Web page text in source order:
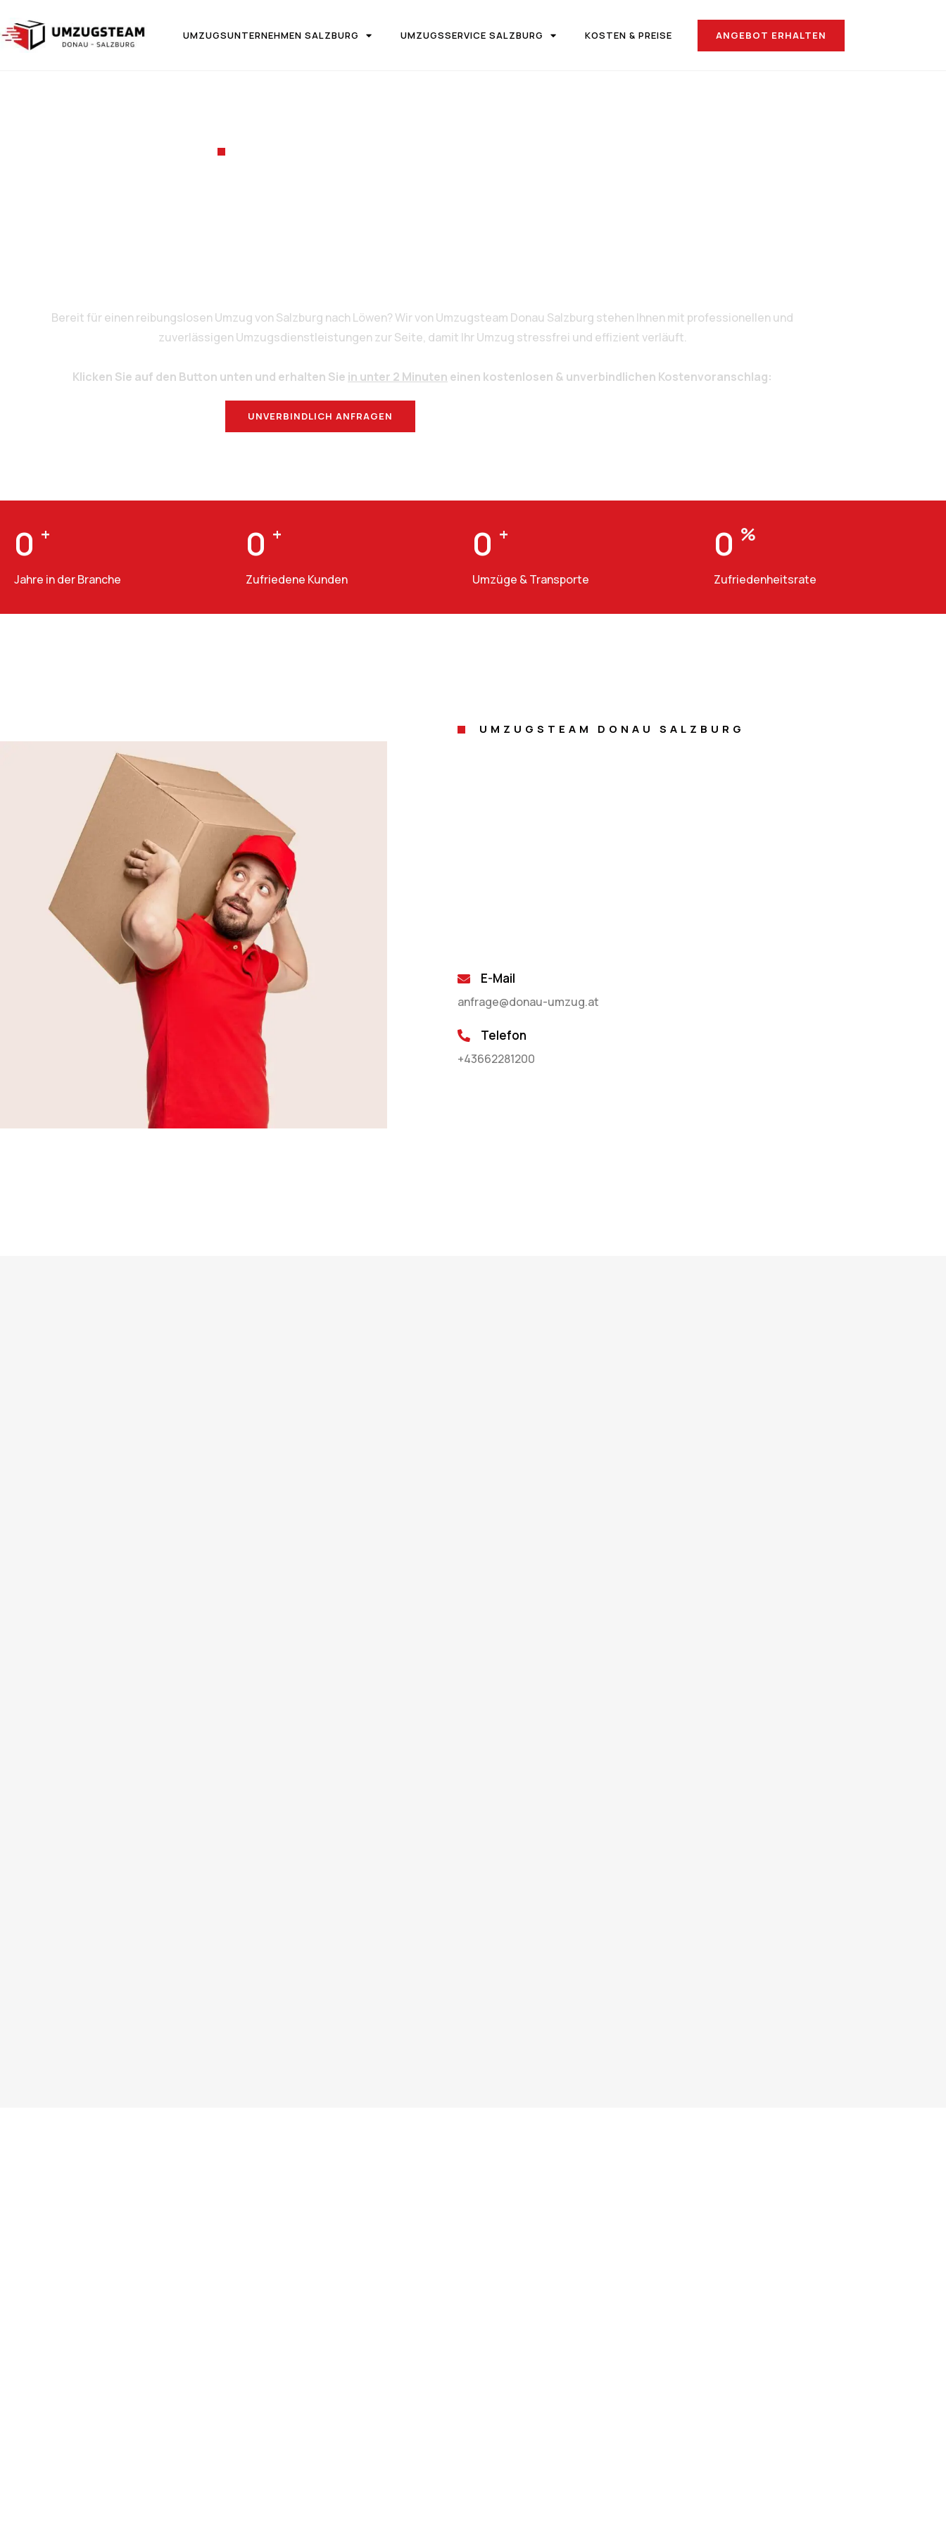
UMZUGSUNTERNEHMEN SALZBURG UMZUGSSERVICE SALZBURG KOSTEN & PREISE ANGEBOT ERHALTEN
Bereit für einen reibungslosen Umzug von Salzburg nach Löwen? Wir von Umzugsteam Donau Salzburg stehen Ihnen mit professionellen und
zuverlässigen Umzugsdienstleistungen zur Seite, damit Ihr Umzug stressfrei und effizient verläuft.
Klicken Sie auf den Button unten und erhalten Sie in unter 2 Minuten einen kostenlosen & unverbindlichen Kostenvoranschlag:
UNVERBINDLICH ANFRAGEN
0 +
Jahre in der Branche
0 +
Zufriedene Kunden
0 +
Umzüge & Transporte
0 %
Zufriedenheitsrate
UMZUGSTEAM DONAU SALZBURG
E-Mail
anfrage@donau-umzug.at
Telefon
+43662281200